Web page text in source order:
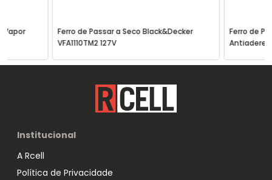
Vapor
Ferro de Passar a Seco Black&Decker
VFA1110TM2 127V
Ferro de
Institucional
A Rcell
Política de Privacidade